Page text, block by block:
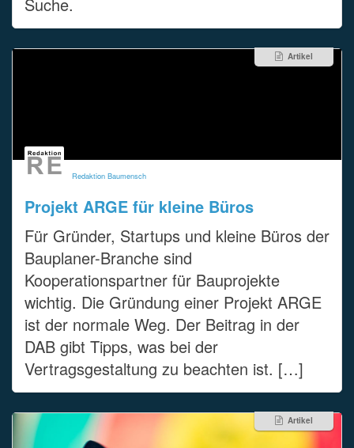
Artikel
Redaktion Baumensch
Projekt ARGE für kleine Büros
Für Gründer, Startups und kleine Büros der
Bauplaner-Branche sind
Kooperationspartner für Bauprojekte
wichtig. Die Gründung einer Projekt ARGE
ist der normale Weg. Der Beitrag in der
DAB gibt Tipps, was bei der
Vertragsgestaltung zu beachten ist. […]
Artikel